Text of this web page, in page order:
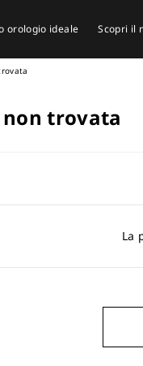
orologio ideale Scopri il
non trovata
La